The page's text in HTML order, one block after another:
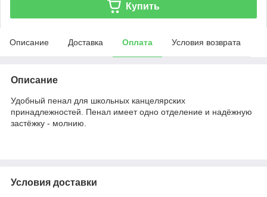
Купить
Описание Доставка Оплата Условия возврата
Описание
Удобный пенал для школьных канцелярских
принадлежностей. Пенал имеет одно отделение и надёжную
застёжку - молнию.
Условия доставки